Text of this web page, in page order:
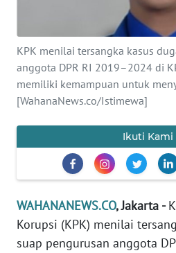
KPK menilai tersangka kasus
anggota DPR RI 2019–2024 di
memiliki kemampuan untuk
[WahanaNews.co/Istimewa]
Ikuti Kami
WAHANANEWS.CO, Jakarta -
Korupsi (KPK) menilai
suap pengurusan anggota
SERBA-SERBI
PENDIDIKAN
Informasi